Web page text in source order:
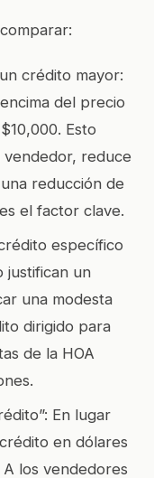
crédito mayor:
del precio
Esto
reduce
reducción de
el factor clave.
específico
justifican un
una modesta
dirigido para
de la HOA
En lugar
en dólares
los vendedores